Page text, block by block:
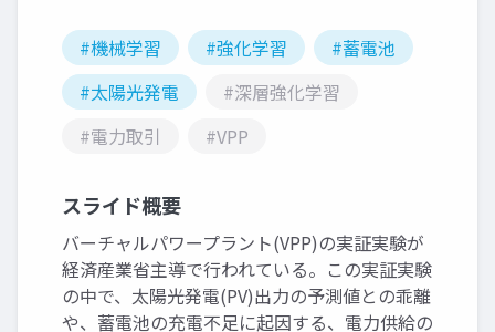
#機械学習 #強化学習
#蓄電池
#太陽光発電
#深層強化学習
#電力取引
#VPP
スライド概要
バーチャルパワープラント(VPP)の実証実験が
経済産業省主導で行われている。この実証実験
の中で、太陽光発電(PV)出力の予測値との乖離
や、蓄電池の充電不足に起因する、電力供給の